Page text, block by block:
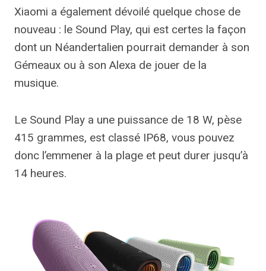
Xiaomi a également dévoilé quelque chose de
nouveau : le Sound Play, qui est certes la façon
dont un Néandertalien pourrait demander à son
Gémeaux ou à son Alexa de jouer de la
musique.
Le Sound Play a une puissance de 18 W, pèse
415 grammes, est classé IP68, vous pouvez
donc l’emmener à la plage et peut durer jusqu’à
14 heures.